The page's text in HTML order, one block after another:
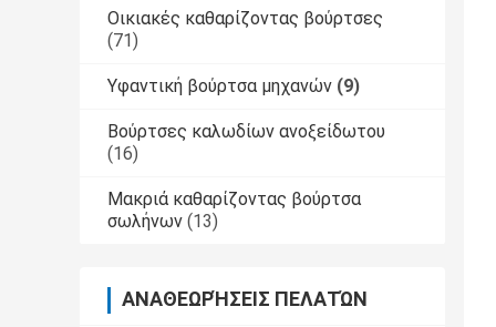
Οικιακές καθαρίζοντας βούρτσες
(71)
Υφαντική βούρτσα μηχανών (9)
Βούρτσες καλωδίων ανοξείδωτου
(16)
Μακριά καθαρίζοντας βούρτσα
σωλήνων (13)
ΑΝΑΘΕΩΡΉΣΕΙΣ ΠΕΛΑΤΏΝ